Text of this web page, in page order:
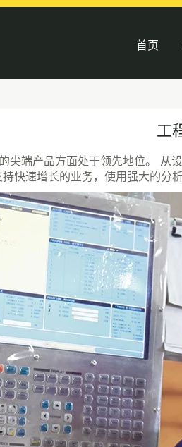
首页
工
端产品方面处于领先地位。 从
快速增长的业务，使用强大的分